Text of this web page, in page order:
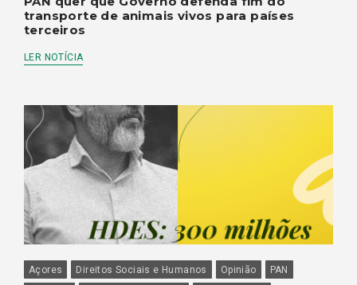
transporte de animais vivos para países
terceiros
LER NOTÍCIA
Açores Direitos Sociais e Humanos Opinião PAN